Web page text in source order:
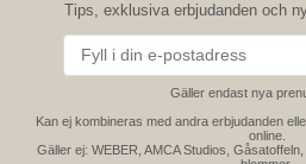
Tips, exklusiva erbjudanden och
Gäller endast nya
Kan ej kombineras med andra erbjudanden
online.
Gäller ej: WEBER, AMCA Studios,